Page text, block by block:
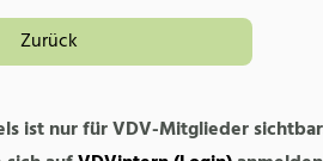
Zurück
ist nur für VDV-Mitglieder